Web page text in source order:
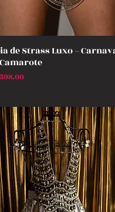
Quick View
de Strass Luxo –